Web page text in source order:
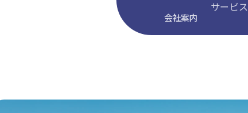
会社案内
サービス